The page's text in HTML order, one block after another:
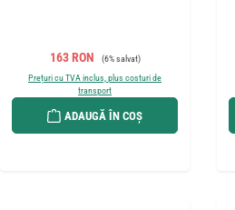
Preț de vânzare:
163 RON Preț obișnuit:
(6% salvat)
Prețuri cu TVA inclus, plus costuri de
transport
ADAUGĂ ÎN COȘ